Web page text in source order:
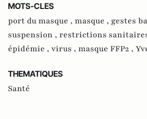
MOTS-CLES
port du masque , masque , gestes
suspension , restrictions
épidémie , virus , masque FFP2 ,
THEMATIQUES
Santé